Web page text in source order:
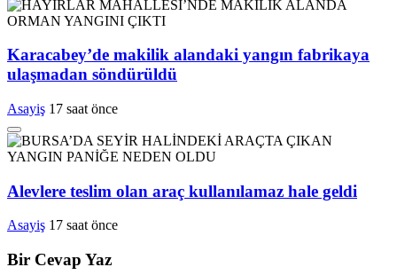
Karacabey’de makilik alandaki yangın fabrikaya
ulaşmadan söndürüldü
Asayiş 17 saat önce
Alevlere teslim olan araç kullanılamaz hale geldi
Asayiş 17 saat önce
Bir Cevap Yaz